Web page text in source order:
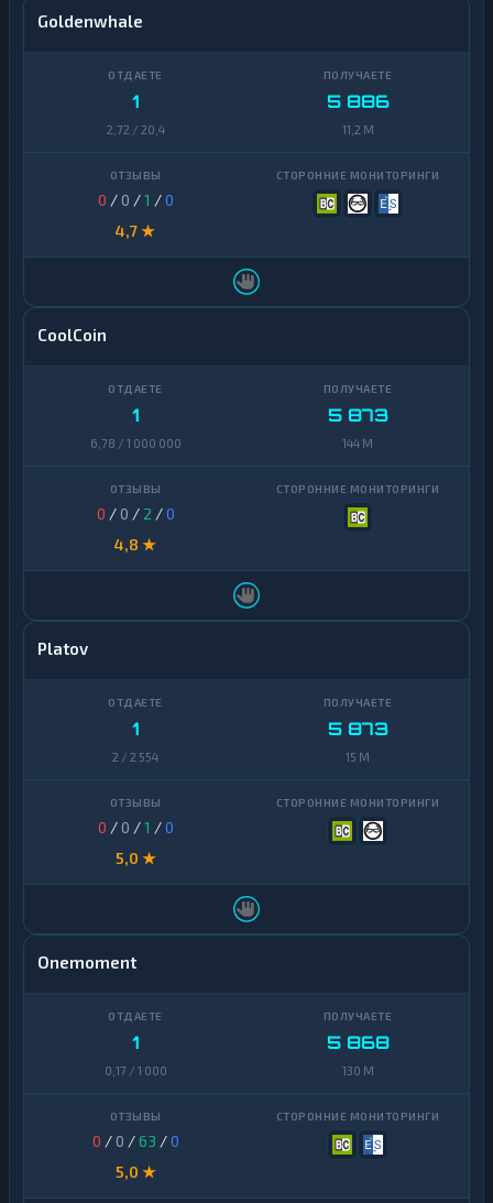
Goldenwhale
1
2,72 / 20,4
5 886
11,2 M
0 / 0 /1 /0
4,7 ★
CoolCoin
1
6,78 / 1 000 000
5 873
144 M
0 / 0 / 2 /0
4,8 ★
Platov
1
2 / 2 554
5 873
15 M
0 / 0 /1 /0
5,0 ★
Onemoment
1
0,17 / 1 000
5 868
130 M
0 / 0 /63 /0
5,0 ★